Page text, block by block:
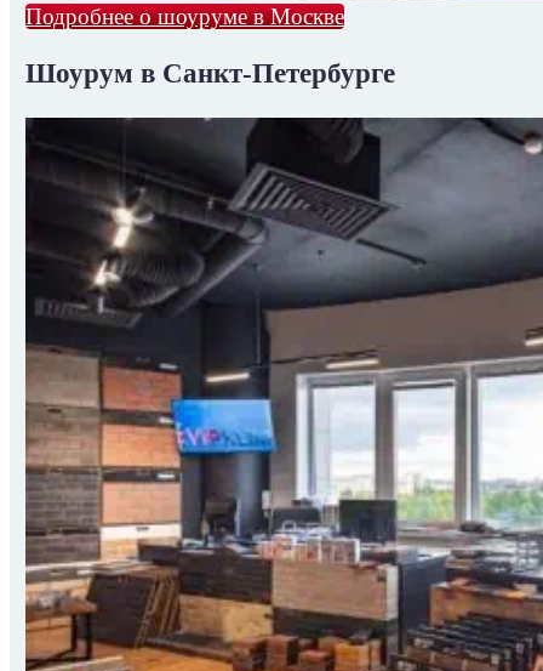
Подробнее о шоуруме в Москве
Шоурум в Санкт-Петербурге